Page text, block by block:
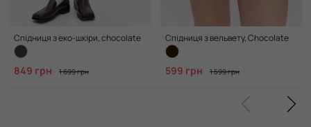
Спідниця з еко-шкіри, chocolate
849 грн 1 699 грн
Спідниця з вельвету, Chocolate
599 грн 1 599 грн